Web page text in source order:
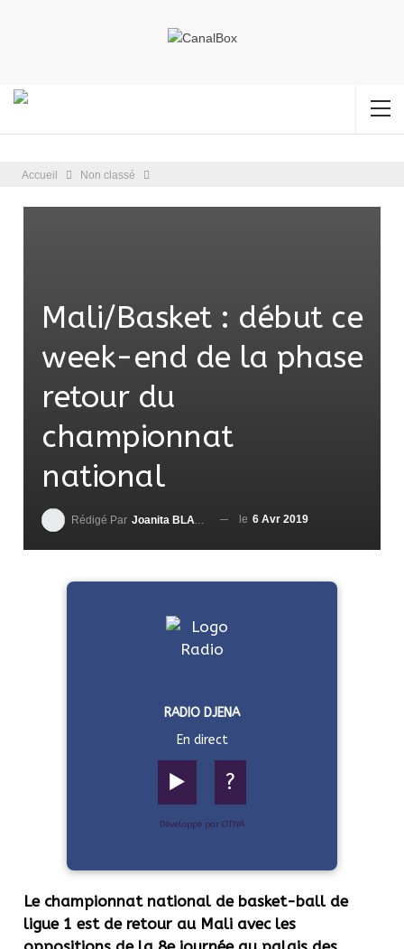
Accueil Non classé
Mali/Basket : début ce
week-end de la phase
retour du
championnat
national
Rédigé Par Joanita BLAVO-TSRI le 6 Avr 2019
RADIO DJENA
En direct
▶️ ?
Développé par OTIYA
Le championnat national de basket-ball de
ligue 1 est de retour au Mali avec les